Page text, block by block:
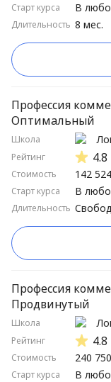
Старт курса
Длительность 8 мес.
В
Профессия
Оптимальный
Школа
Рейтинг
Стоимость
Старт курса
Длительность
4.8
142
В
Профессия
Продвинутый
Школа
Рейтинг
Стоимость
Старт курса
4.8
240
В